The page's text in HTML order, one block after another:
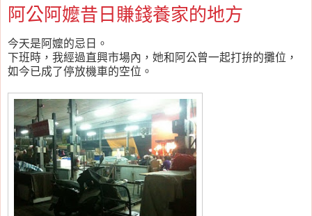
阿公阿嬤昔日賺錢養家的地方
今天是阿嬤的忌日。
下班時，我經過直興市場內，她和阿公曾一起打拚的攤位，
如今已成了停放機車的空位。